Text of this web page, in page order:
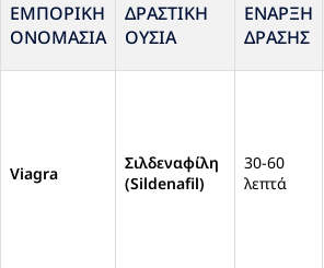
ΕΜΠΟΡΙΚΉ
ΟΝΟΜΑΣΊΑ
ΔΡΑΣΤΙΚΉ
ΟΥΣΊΑ
ΈΝΑΡΞΗ
ΔΡΆΣΗΣ
Viagra
Σιλδεναφίλη
(Sildenafil)
30-60
λεπτά